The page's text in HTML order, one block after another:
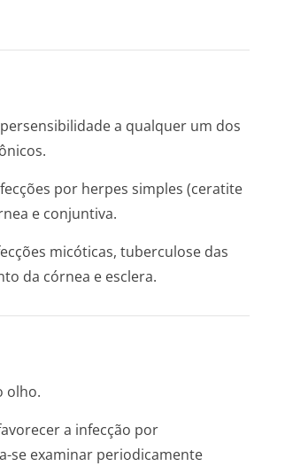
a qualquer um dos
por herpes simples (ceratite
e conjuntiva.
micóticas, tuberculose das
da córnea e esclera.
olho.
a infecção por
se examinar periodicamente